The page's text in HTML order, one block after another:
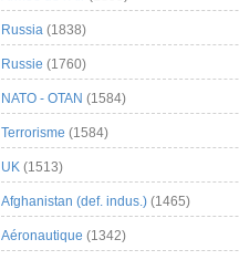
Russia (1838)
Russie (1760)
NATO - OTAN (1584)
Terrorisme (1584)
UK (1513)
Afghanistan (def. indus.) (1465)
Aéronautique (1342)